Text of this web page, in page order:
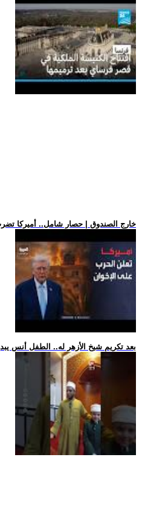
.. خارج الصندوق | حصار شامل.. أميركا
.. بعد تكريم شيخ الأزهر له.. الطفل أنس